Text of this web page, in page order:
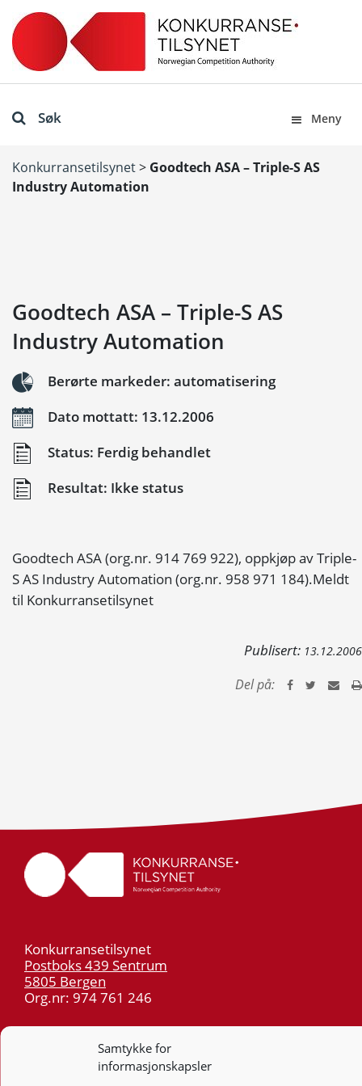
Samtykke for
informasjonskapsler
Søk Meny
Konkurransetilsynet> Goodtech ASA – Triple-S AS
Industry Automation
Goodtech ASA – Triple-S AS
Industry Automation
Berørte markeder: automatisering
Dato mottatt: 13.12.2006
Status: Ferdig behandlet
Resultat: Ikke status
Goodtech ASA (org.nr. 914 769 922), oppkjøp av Triple-
S AS Industry Automation (org.nr. 958 971 184).Meldt
til Konkurransetilsynet
Publisert: 13.12.2006
Del på:
Konkurransetilsynet
Postboks 439 Sentrum
5805 Bergen
Org.nr: 974 761 246
55 59 75 00
post@kt.no